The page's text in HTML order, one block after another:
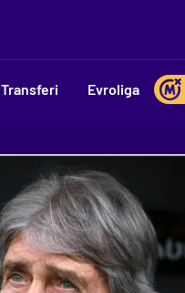
Transferi Evroliga